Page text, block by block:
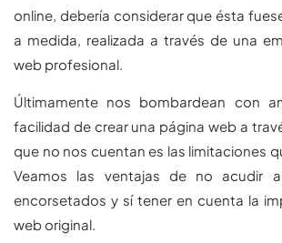
online, debería considerar que ésta
a medida, realizada a través de una
web profesional.
Últimamente nos bombardean con
facilidad de crear una página web a
que no nos cuentan es las limitaciones
Veamos las ventajas de no acudir
encorsetados y sí tener en cuenta la
web original.